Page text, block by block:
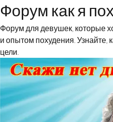
Форум как я
Форум для девушек, которые
и опытом похудения. Узнайте,
цели.